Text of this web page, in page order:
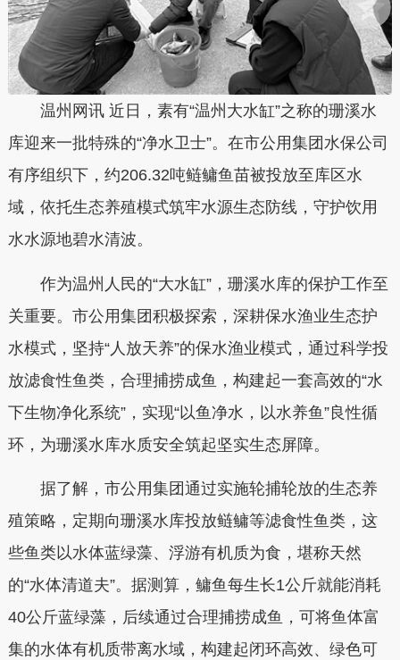
温州网讯 近日，素有“温州大水缸”之称的珊溪水
库迎来一批特殊的“净水卫士”。在市公用集团水保公司
有序组织下，约206.32吨鲢鳙鱼苗被投放至库区水
域，依托生态养殖模式筑牢水源生态防线，守护饮用
水水源地碧水清波。
作为温州人民的“大水缸”，珊溪水库的保护工作至
关重要。市公用集团积极探索，深耕保水渔业生态护
水模式，坚持“人放天养”的保水渔业模式，通过科学投
放滤食性鱼类，合理捕捞成鱼，构建起一套高效的“水
下生物净化系统”，实现“以鱼净水，以水养鱼”良性循
环，为珊溪水库水质安全筑起坚实生态屏障。
据了解，市公用集团通过实施轮捕轮放的生态养
殖策略，定期向珊溪水库投放鲢鳙等滤食性鱼类，这
些鱼类以水体蓝绿藻、浮游有机质为食，堪称天然
的“水体清道夫”。据测算，鳙鱼每生长1公斤就能消耗
40公斤蓝绿藻，后续通过合理捕捞成鱼，可将鱼体富
集的水体有机质带离水域，构建起闭环高效、绿色可